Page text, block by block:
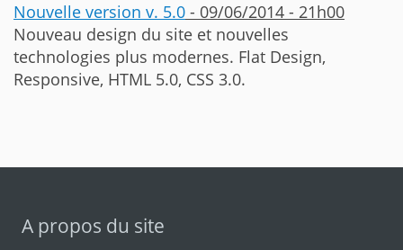
Nouvelle version v. 5.0 - 09/06/2014 - 21h00
Nouveau design du site et nouvelles
technologies plus modernes. Flat Design,
Responsive, HTML 5.0, CSS 3.0.
A propos du site